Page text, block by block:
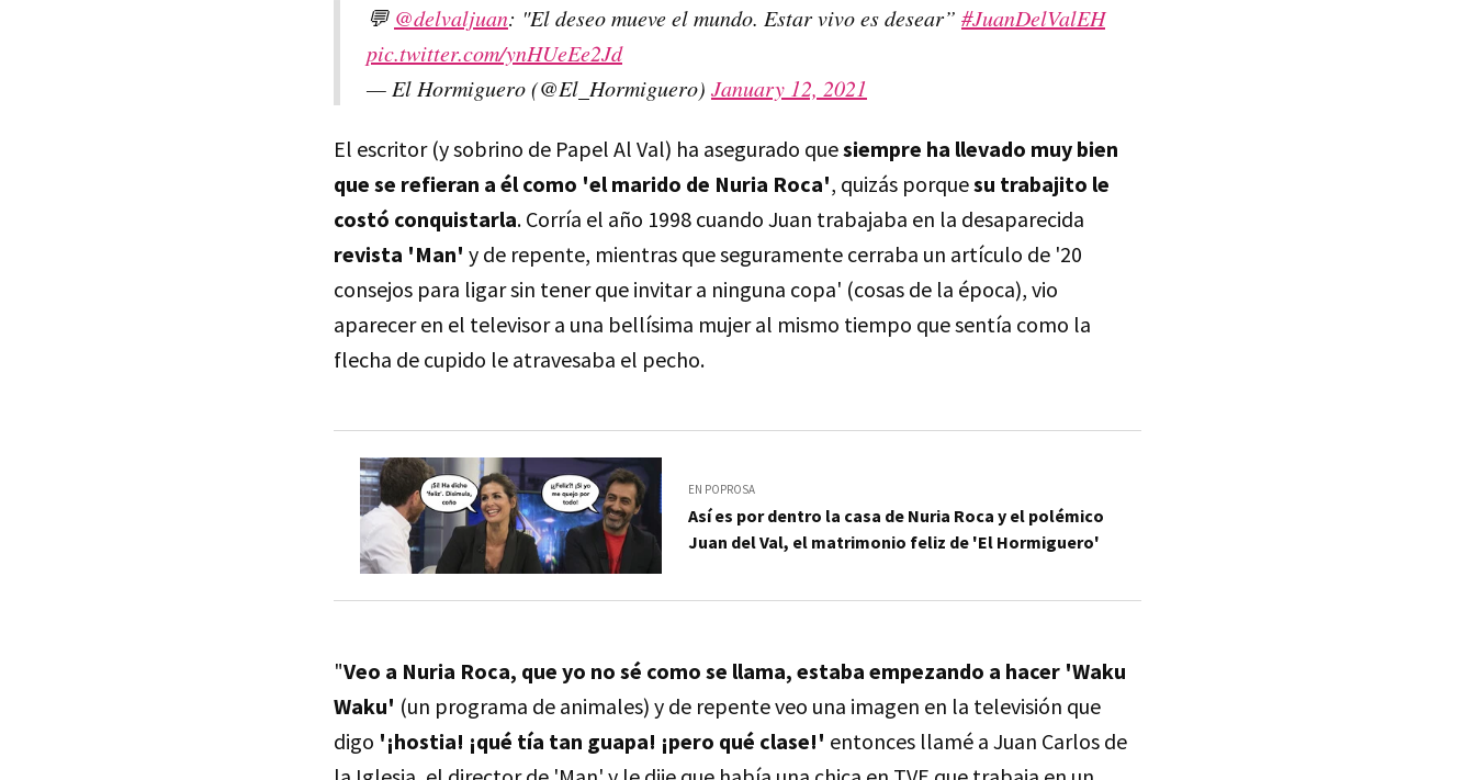
💬 @delvaljuan: "El deseo mueve el mundo. Estar vivo es desear” #JuanDelValEH
pic.twitter.com/ynHUeEe2Jd
— El Hormiguero (@El_Hormiguero) January 12, 2021
El escritor (y sobrino de Papel Al Val) ha asegurado quesiempre ha llevado muy bien
que se refieran a él como 'el marido de Nuria Roca', quizás porquesu trabajito le
costó conquistarla. Corría el año 1998 cuando Juan trabajaba en la desaparecida
revista 'Man' y de repente, mientras que seguramente cerraba un artículo de '20
consejos para ligar sin tener que invitar a ninguna copa' (cosas de la época), vio
aparecer en el televisor a una bellísima mujer al mismo tiempo que sentía como la
flecha de cupido le atravesaba el pecho.
EN POPROSA
Así es por dentro la casa de Nuria Roca y el polémico
Juan del Val, el matrimonio feliz de 'El Hormiguero'
"Veo a Nuria Roca, que yo no sé como se llama, estaba empezando a hacer 'Waku
Waku' (un programa de animales) y de repente veo una imagen en la televisión que
digo '¡hostia! ¡qué tía tan guapa! ¡pero qué clase!' entonces llamé a Juan Carlos de